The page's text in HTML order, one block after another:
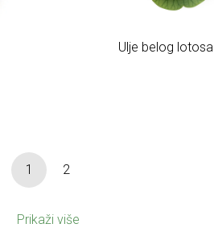
Ulje belog lotosa
1 2
Prikaži više